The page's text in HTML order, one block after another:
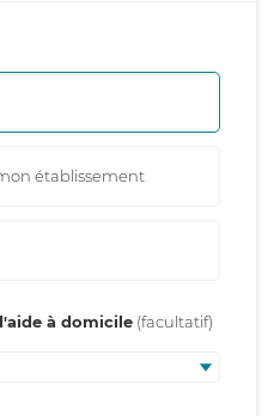
établissement
à domicile